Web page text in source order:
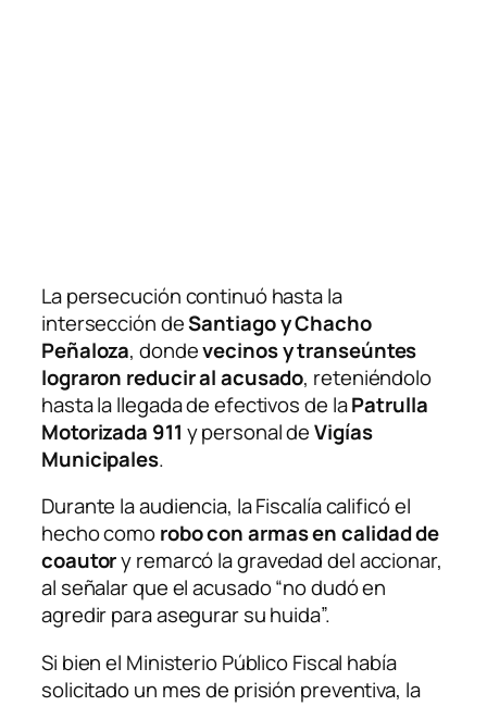
La persecución continuó hasta la
intersección deSantiago y Chacho
Peñaloza, dondevecinos y transeúntes
lograron reducir al acusado, reteniéndolo
hasta la llegada de efectivos de laPatrulla
Motorizada 911 y personal deVigías
Municipales.
Durante la audiencia, la Fiscalía calificó el
hecho comorobo con armas en calidad de
coautory remarcó la gravedad del accionar,
al señalar que el acusado “no dudó en
agredir para asegurar su huida”.
Si bien el Ministerio Público Fiscal había
solicitado un mes de prisión preventiva, la